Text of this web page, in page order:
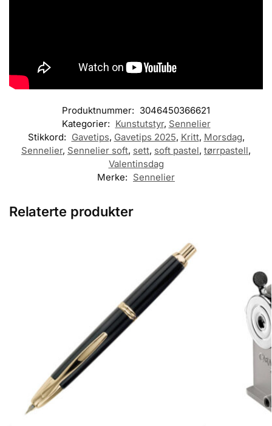
Produktnummer: 3046450366621
Kategorier: Kunstutstyr, Sennelier
Stikkord: Gavetips, Gavetips 2025, Kritt, Morsdag,
Sennelier, Sennelier soft, sett, soft pastel, tørrpastell,
Valentinsdag
Merke: Sennelier
Relaterte produkter